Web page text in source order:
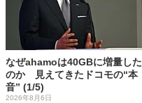
なぜahamoは40GBに増量した
のか 見えてきたドコモの“本
音” (1/5)
2026年8月6日